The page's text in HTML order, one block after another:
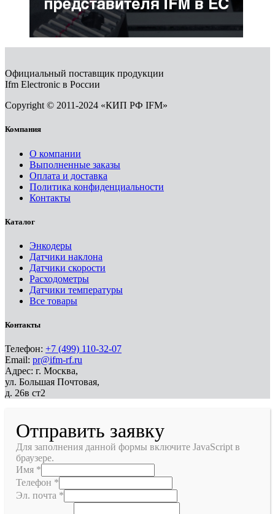
Официальный поставщик продукции
Ifm Electronic в России
Copyright © 2011-2024 «КИП РФ IFM»
Компания
О компании
Выполненные заказы
Оплата и доставка
Политика конфиденциальности
Контакты
Каталог
Энкодеры
Датчики наклона
Датчики скорости
Расходометры
Датчики температуры
Все товары
Контакты
Телефон: +7 (499) 110-32-07
Email: pr@ifm-rf.ru
Адрес: г. Москва,
ул. Большая Почтовая,
д. 26в ст2
Отправить заявку
Для заполнения данной формы включите JavaScript в
браузере.
Имя *
Телефон *
Эл. почта *